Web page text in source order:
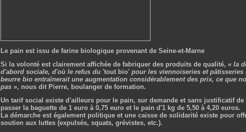
Le pain est issu de farine biologique provenant de Seine-et-Marne
Si la volonté est clairement affichée de fabriquer des produits de qualité, « la
d'abord sociale, d'où le refus du 'tout bio' pour les viennoiseries et
beurre bio entraînerait une augmentation considérablement des prix, ce que
pas », nous dit Pierre, boulanger de formation.
Un tarif social existe d'ailleurs pour le pain, sur demande et sans justificatif
passer la baguette de 1 euro à 0,75 euro et le pain d'1 kg de 5,50 à 4,20 euros.
La démarche est également politique et une caisse de solidarité existe pour
soutien aux luttes (expulsés, squats, grévistes, etc.).